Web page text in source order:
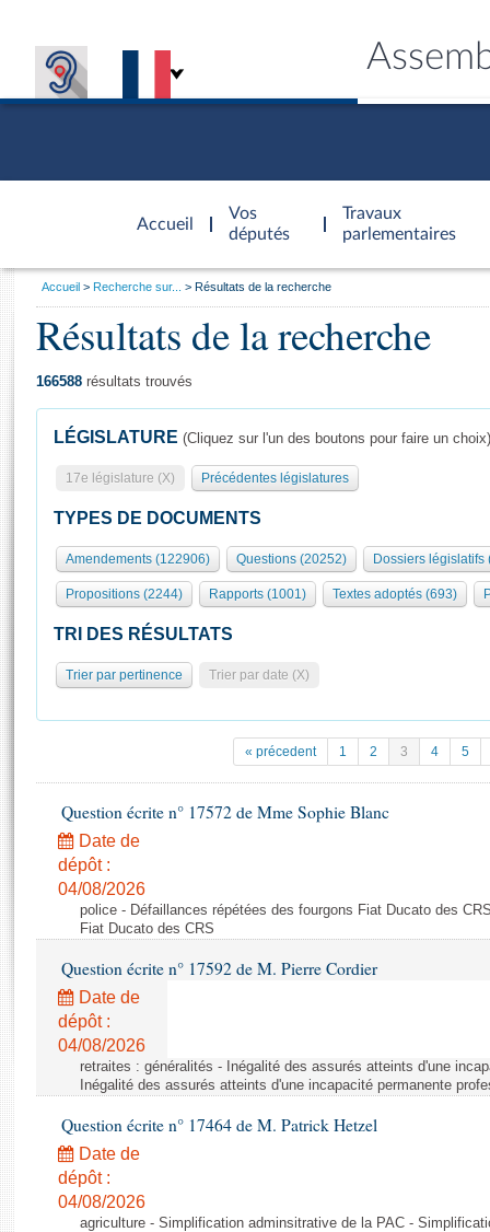
Accueil
d'accueil
Vos
députés
Travaux
parlementaires
Présidence
577 députés
Groupes politiques
Séance publique
Commissions et autres organes
Europe et International
Pétitions
Projets de loi
Propositions de loi
Amendements
Textes adoptés
Rapports législatifs
Rapports sur l'application des lois
Baromètre de l’application des lois
Dossiers législatifs
Budget et sécurité sociale
Questions écrites et orales
Comptes rendus des débats
Général
Rôle et pouvoirs de l'Assemblée
Organisation de l'Assemblée
Présidence Conférence des Présidents Bureau Collège des
Statistiques et chiffres clés
Documents de référence
( Constitution | Règlement de l'Assemblée ... )
Histoire
Juniors
Anciennes législatures
Visiter l'Assemblée
Visite virtuelle du palais Bourbon
Assister à une séance
Contacts et plan d'accès
Photos libres de droit
Vous
Accueil Recherche sur... Résultats de la recherche
Résultats de la recherche
166588 résultats trouvés
LÉGISLATURE (Cliquez sur l'un des boutons pour faire un choix)
17e législature (X) Précédentes législatures
TYPES DE DOCUMENTS
Amendements (122906) Questions (20252) Dossiers législatifs
Propositions (2244) Rapports (1001) Textes adoptés (693)
TRI DES RÉSULTATS
Trier par pertinence Trier par date (X)
« précedent 1 2 3 4 5
Question écrite n° 17572 de Mme Sophie Blanc
Date de
dépôt :
04/08/2026
police - Défaillances répétées des fourgons Fiat Ducato des
Fiat Ducato des CRS
Question écrite n° 17592 de M. Pierre Cordier
Date de
dépôt :
04/08/2026
retraites : généralités - Inégalité des assurés atteints d'une
Inégalité des assurés atteints d'une incapacité permanente
Question écrite n° 17464 de M. Patrick Hetzel
Date de
dépôt :
04/08/2026
agriculture - Simplification adminsitrative de la PAC -